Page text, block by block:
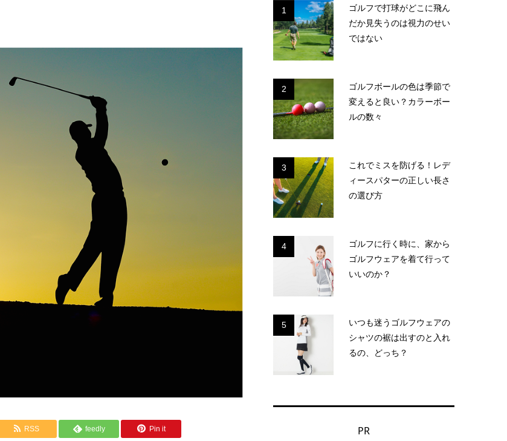
RSS feedly Pin it
1
ゴルフで打球がどこに飛ん
だか見失うのは視力のせい
ではない
2
ゴルフボールの色は季節で
変えると良い？カラーボー
ルの数々
3
これでミスを防げる！レデ
ィースパターの正しい長さ
の選び方
4
ゴルフに行く時に、家から
ゴルフウェアを着て行って
いいのか？
5
いつも迷うゴルフウェアの
シャツの裾は出すのと入れ
るの、どっち？
PR